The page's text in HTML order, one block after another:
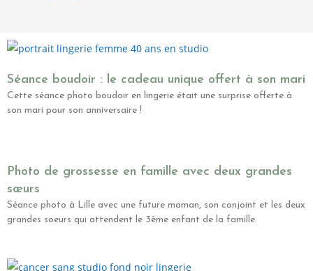
Séance boudoir : le cadeau unique offert à son mari
Cette séance photo boudoir en lingerie était une surprise offerte à
son mari pour son anniversaire !
Photo de grossesse en famille avec deux grandes
sœurs
Séance photo à Lille avec une future maman, son conjoint et les deux
grandes soeurs qui attendent le 3ème enfant de la famille.